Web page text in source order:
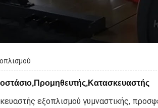
εξοπλισμού γυμναστικής,